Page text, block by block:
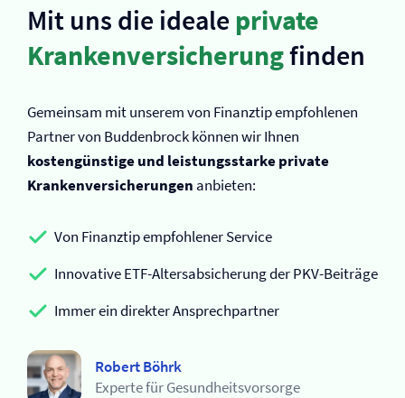
Mit uns die ideale private
Kranken­versicherungfinden
Gemeinsam mit unserem von Finanztip empfohlenen
Partner von Buddenbrock können wir Ihnen
kostengünstige und leistungsstarke private
Kranken­versicherungen anbieten:
Von Finanztip empfohlener Service
Innovative ETF-Altersabsicherung der PKV-Beiträge
Immer ein direkter Ansprechpartner
Robert Böhrk
Experte für Gesundheitsvorsorge